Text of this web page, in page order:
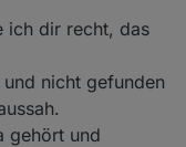
ich dir recht, das
nicht gefunden
gehört und